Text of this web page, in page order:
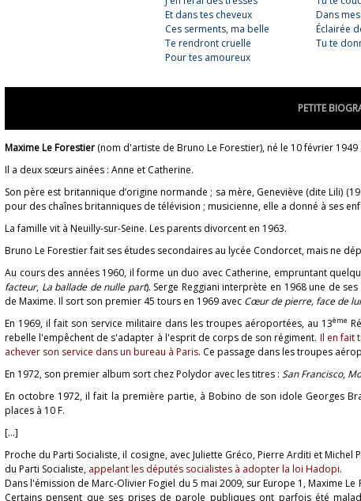
Et dans tes cheveux
Ces serments, ma belle
Te rendront cruelle
Pour tes amoureux
Dans
Éclairée
Tu te
PETITE
Maxime Le Forestier (nom d'artiste de Bruno Le Forestier), né le 10 février
Il a deux sœurs ainées : Anne et Catherine.
Son père est britannique d’origine normande ; sa mère, Geneviève (dite Lili)
pour des chaînes britanniques de télévision ; musicienne, elle a donné à ses
La famille vit à Neuilly-sur-Seine. Les parents divorcent en 1963.
Bruno Le Forestier fait ses études secondaires au lycée Condorcet, mais ne
Au cours des années 1960, il forme un duo avec Catherine, empruntant
facteur, La ballade de nulle part). Serge Reggiani interprète en 1968 une de
de Maxime. Il sort son premier 45 tours en 1969 avec Cœur de pierre, face de
En 1969, il fait son service militaire dans les troupes aéroportées, au 13ème
rebelle l'empêchent de s'adapter à l'esprit de corps de son régiment. Il en fait
achever son service dans un bureau à Paris. Ce passage dans les troupes
En 1972, son premier album sort chez Polydor avec les titres : San Francisco,
En octobre 1972, il fait la première partie, à Bobino de son idole Georges
places à 10 F.
[...]
Proche du Parti Socialiste, il cosigne, avec Juliette Gréco, Pierre Arditi et
du Parti Socialiste, appelant les députés socialistes à adopter la loi Hadopi.
Dans l'émission de Marc-Olivier Fogiel du 5 mai 2009, sur Europe 1, Maxime
Certains pensent que ses prises de parole publiques ont parfois été